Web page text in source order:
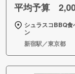
平均予算
シュラスコBBQ
ン
新宿駅／東京都